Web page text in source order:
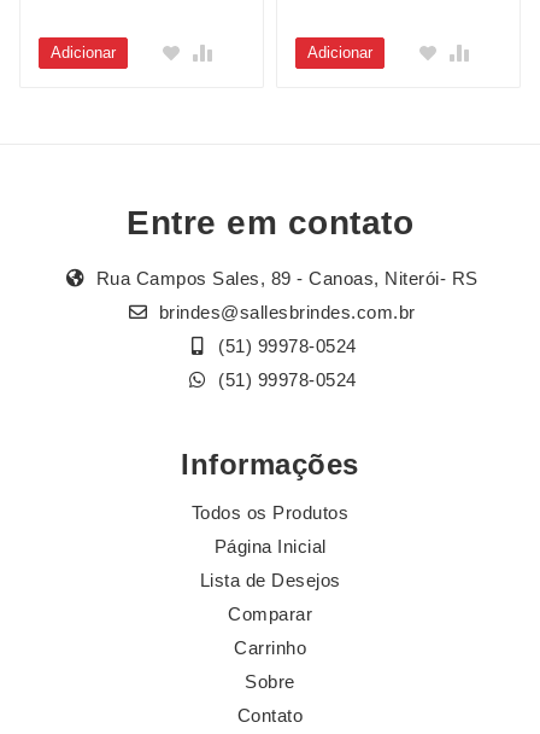
Adicionar Adicionar
Entre em contato
Rua Campos Sales, 89 - Canoas, Niterói- RS
brindes@sallesbrindes.com.br
(51) 99978-0524
(51) 99978-0524
Informações
Todos os Produtos
Página Inicial
Lista de Desejos
Comparar
Carrinho
Sobre
Contato